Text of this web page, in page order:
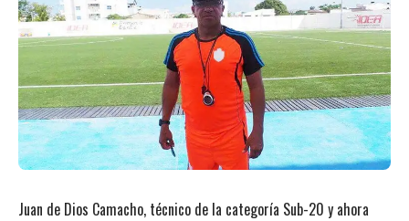
Juan de Dios Camacho, técnico de la categoría Sub-20 y ahora